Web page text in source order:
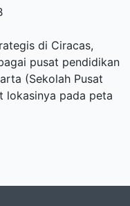
di Ciracas,
pusat pendidikan
(Sekolah Pusat
lokasinya pada peta